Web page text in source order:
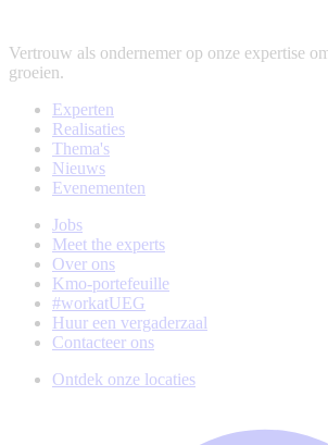
Vertrouw als ondernemer op onze expertise
groeien.
Experten
Realisaties
Thema's
Nieuws
Evenementen
Jobs
Meet the experts
Over ons
Kmo-portefeuille
#workatUEG
Huur een vergaderzaal
Contacteer ons
Ontdek onze locaties